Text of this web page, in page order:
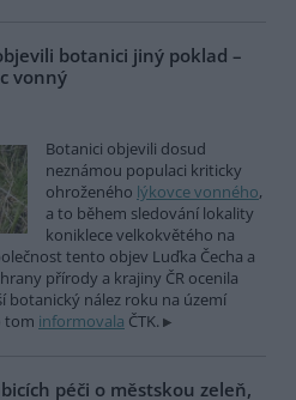
botanici jiný poklad –
vonný
Botanici objevili dosud
neznámou populaci kriticky
ohroženého lýkovce vonného,
a to během sledování lokality
koniklece velkokvětého na
tento objev Luďka Čecha a
přírody a krajiny ČR ocenila
botanický nález roku na území
tom informovala ČTK.
péči o městskou zeleň,